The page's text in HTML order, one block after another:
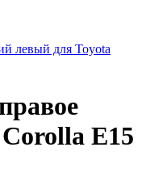
левый для Toyota
E15